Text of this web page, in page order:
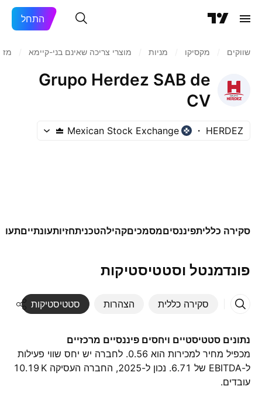
התחל
שווקים מקסיקו מניות‏ מוצרי צריכה שאינם בני-קיימא
Grupo Herdez SAB de
CV
HERDEZ
Mexican Stock Exchange
סקירה כלליתפיננסיםמסמכיםקהילהטכניתחזיותעונתיים
פונדמנטל וסטטיסטיקות
סקירה כללית הצהרות סטטיסטיקות
נתונים סטטיסטיים ויחסים פיננסיים מרכזיים
מכפיל מחיר למכירות הוא 0.56. לחברה יש יחס שווי פעילות
עובדים.